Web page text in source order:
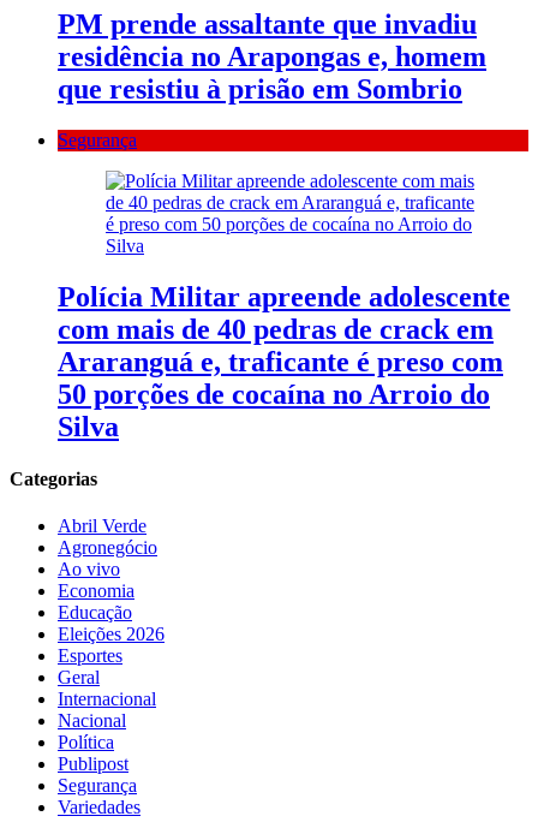
PM prende assaltante que invadiu
residência no Arapongas e, homem
que resistiu à prisão em Sombrio
Segurança
Polícia Militar apreende adolescente
com mais de 40 pedras de crack em
Araranguá e, traficante é preso com
50 porções de cocaína no Arroio do
Silva
Categorias
Abril Verde
Agronegócio
Ao vivo
Economia
Educação
Eleições 2026
Esportes
Geral
Internacional
Nacional
Política
Publipost
Segurança
Variedades